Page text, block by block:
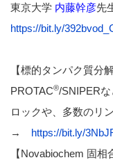
東京大学 内藤幹彦先
https://bit.ly/
【標的タンパク質分
PROTAC®/SNIPER
ロックや、多数のリ
→ https://bit.ly/
【Novabiochem 固相